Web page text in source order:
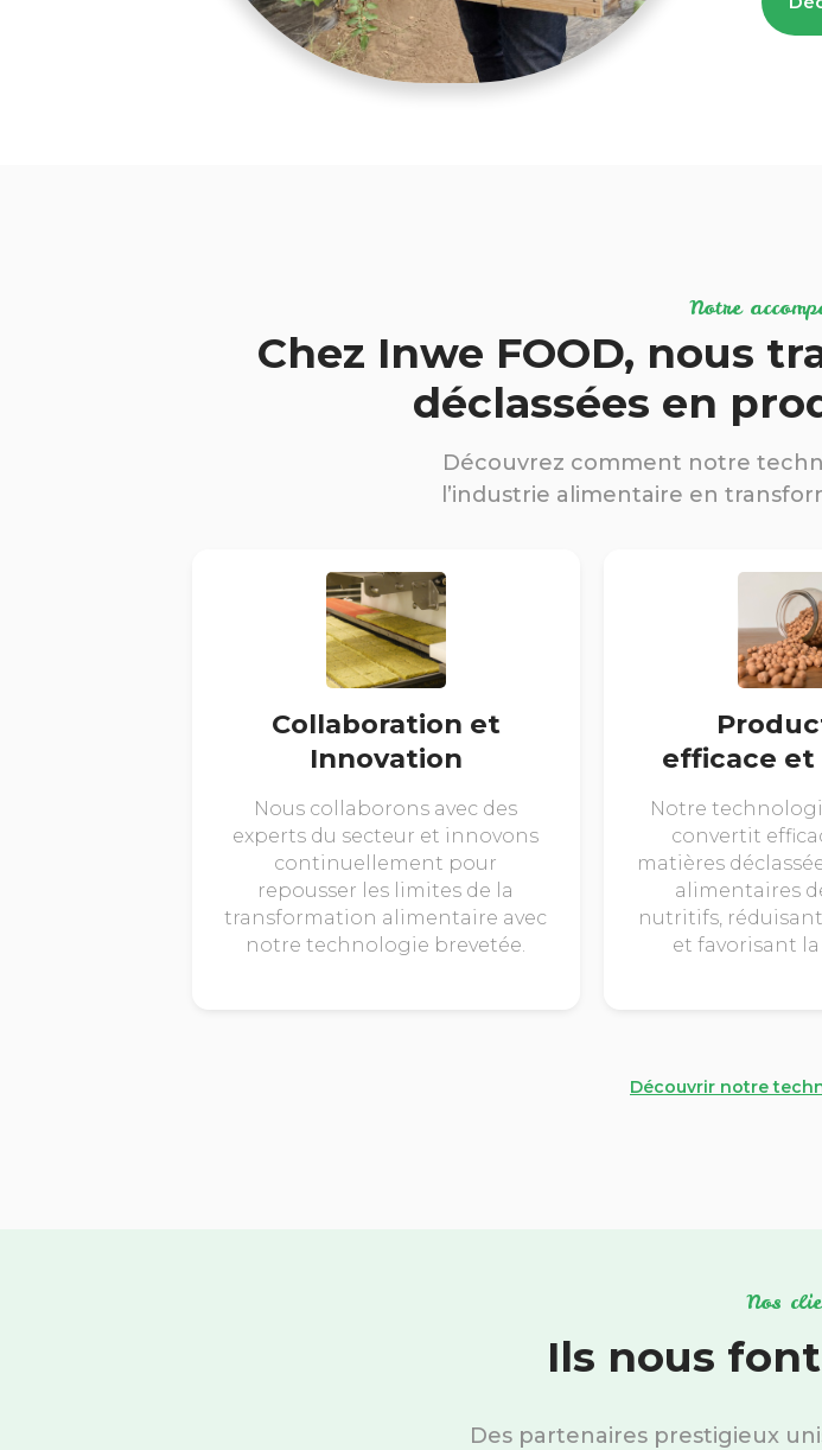
Notre
Chez Inwe FOOD, nous
déclassées en
Découvrez comment notre
l’industrie alimentaire en
Collaboration et
Innovation
Nous collaborons avec des
experts du secteur et innovons
continuellement pour
repousser les limites de la
transformation alimentaire avec
notre technologie brevetée.
efficace et
Notre
convertit
matières
alimentaires
nutritifs,
et favorisant
Découvrir notre
Nos
Ils nous
Des partenaires prestigieux